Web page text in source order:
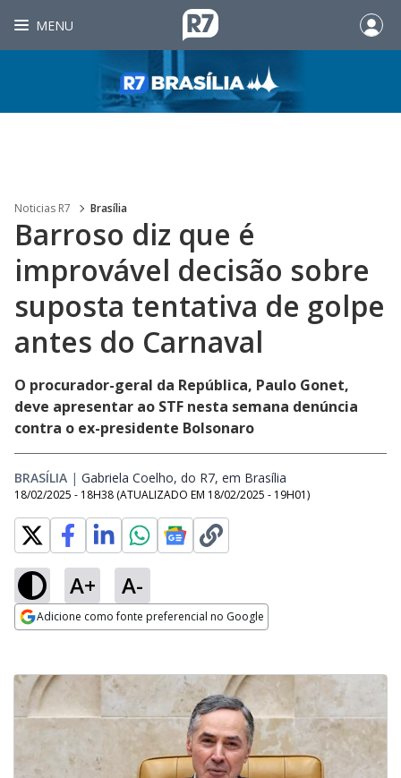
MENU
Noticias R7 Brasília
Barroso diz que é
improvável decisão sobre
suposta tentativa de golpe
antes do Carnaval
O procurador-geral da República, Paulo Gonet,
deve apresentar ao STF nesta semana denúncia
contra o ex-presidente Bolsonaro
BRASÍLIA | Gabriela Coelho, do R7, em Brasília
18/02/2025 - 18H38 (ATUALIZADO EM 18/02/2025 - 19H01)
A+ A-
Adicione como fonte preferencial no Google